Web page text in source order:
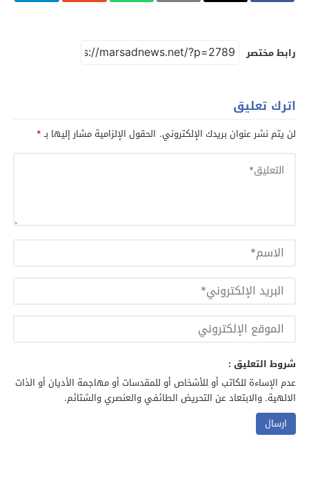
رابط مختصر
اترك تعليق
لن يتم نشر عنوان بريدك الإلكتروني. الحقول الإلزامية مشار إليها بـ*
شروط التعليق :
عدم الإساءة للكاتب أو للأشخاص أو للمقدسات أو مهاجمة الأديان أو الذات
الالهية. والابتعاد عن التحريض الطائفي والعنصري والشتائم.